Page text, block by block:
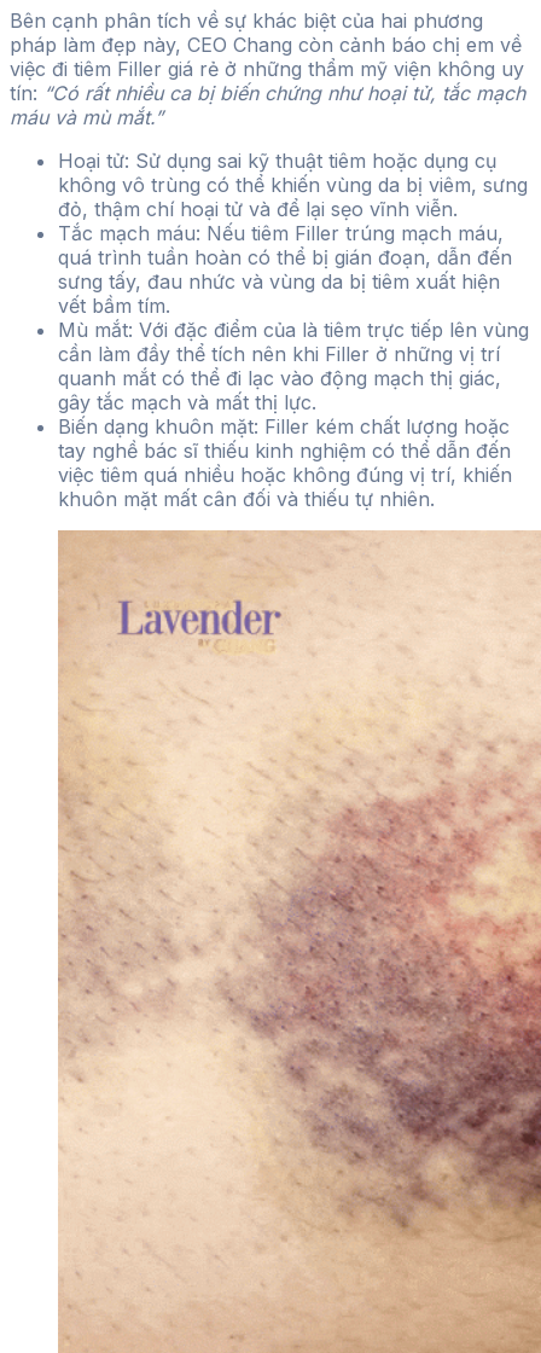
Bên cạnh phân tích về sự khác biệt của hai phương
pháp làm đẹp này, CEO Chang còn cảnh báo chị em về
việc đi tiêm Filler giá rẻ ở những thẩm mỹ viện không uy
tín: “Có rất nhiều ca bị biến chứng như hoại tử, tắc mạch
máu và mù mắt.”
Hoại tử: Sử dụng sai kỹ thuật tiêm hoặc dụng cụ
không vô trùng có thể khiến vùng da bị viêm, sưng
đỏ, thậm chí hoại tử và để lại sẹo vĩnh viễn.
Tắc mạch máu: Nếu tiêm Filler trúng mạch máu,
quá trình tuần hoàn có thể bị gián đoạn, dẫn đến
sưng tấy, đau nhức và vùng da bị tiêm xuất hiện
vết bầm tím.
Mù mắt: Với đặc điểm của là tiêm trực tiếp lên vùng
cần làm đầy thể tích nên khi Filler ở những vị trí
quanh mắt có thể đi lạc vào động mạch thị giác,
gây tắc mạch và mất thị lực.
Biến dạng khuôn mặt: Filler kém chất lượng hoặc
tay nghề bác sĩ thiếu kinh nghiệm có thể dẫn đến
việc tiêm quá nhiều hoặc không đúng vị trí, khiến
khuôn mặt mất cân đối và thiếu tự nhiên.